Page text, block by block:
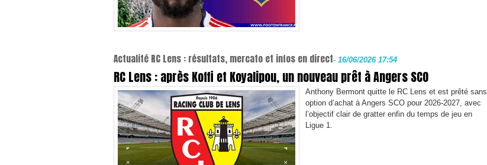
Actualité RC Lens : résultats, mercato et infos en direct- 16/06/2026 17:54
RC Lens : après Koffi et Koyalipou, un nouveau prêt à Angers SCO
Anthony Bermont quitte le RC Lens et est prêté sans
option d’achat à Angers SCO pour 2026‑2027, avec
l’objectif clair de gratter enfin du temps de jeu en
Ligue 1.